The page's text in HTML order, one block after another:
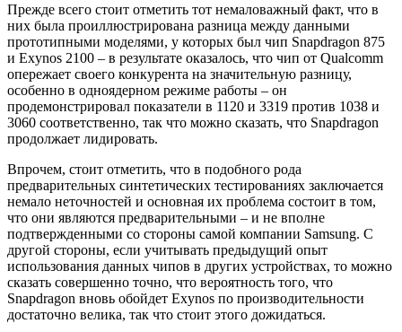
Прежде всего стоит отметить тот немаловажный факт, что в
них была проиллюстрирована разница между данными
прототипными моделями, у которых был чип Snapdragon 875
и Exynos 2100 – в результате оказалось, что чип от Qualcomm
опережает своего конкурента на значительную разницу,
особенно в одноядерном режиме работы – он
продемонстрировал показатели в 1120 и 3319 против 1038 и
3060 соответственно, так что можно сказать, что Snapdragon
продолжает лидировать.
Впрочем, стоит отметить, что в подобного рода
предварительных синтетических тестированиях заключается
немало неточностей и основная их проблема состоит в том,
что они являются предварительными – и не вполне
подтвержденными со стороны самой компании Samsung. С
другой стороны, если учитывать предыдущий опыт
использования данных чипов в других устройствах, то можно
сказать совершенно точно, что вероятность того, что
Snapdragon вновь обойдет Exynos по производительности
достаточно велика, так что стоит этого дожидаться.